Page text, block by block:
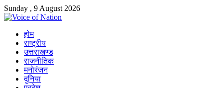
Sunday , 9 August 2026
होम
राष्ट्रीय
उत्तराखण्ड
राजनीतिक
मनोरंजन
दुनिया